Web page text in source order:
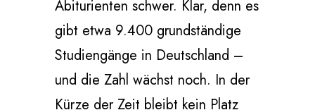
Abiturienten schwer. Klar, denn es
gibt etwa 9.400 grundständige
Studiengänge in Deutschland –
und die Zahl wächst noch. In der
Kürze der Zeit bleibt kein Platz